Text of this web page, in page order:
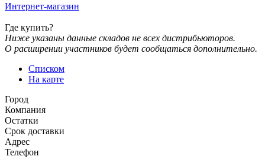
Интернет-магазин
Где купить?
Ниже указаны данные складов не всех дистрибьюторов.
О расширении участников будет сообщаться дополнительно.
Списком
На карте
Город
Компания
Остатки
Срок доставки
Адрес
Телефон